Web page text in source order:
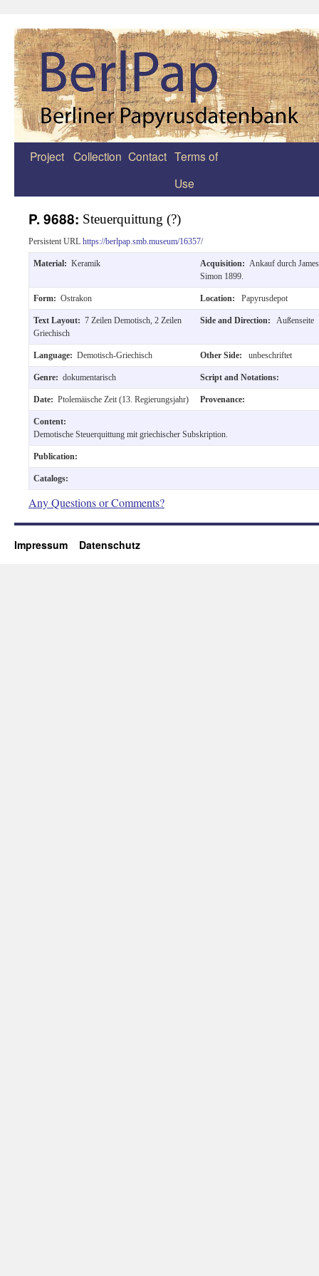
Zum
Project Collection Contact Terms of
Use
P. 9688: Steuerquittung (?)
Persistent URL https://berlpap.smb.museum/16357/
Material: Keramik Acquisition: Ankauf durch James
Simon 1899.
Form: Ostrakon Location: Papyrusdepot
Text Layout: 7 Zeilen Demotisch, 2 Zeilen
Griechisch
Side and Direction: Außenseite
Language: Demotisch-Griechisch Other Side: unbeschriftet
Genre: dokumentarisch Script and Notations:
Date: Ptolemäische Zeit (13. Regierungsjahr) Provenance:
Content:
Demotische Steuerquittung mit griechischer Subskription.
Publication:
Catalogs:
Any Questions or Comments?
Impressum Datenschutz